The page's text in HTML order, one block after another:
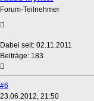
Forum-Teilnehmer
Dabei seit: 02.11.2011
Beiträge: 183
#6
23.06.2012, 21:50